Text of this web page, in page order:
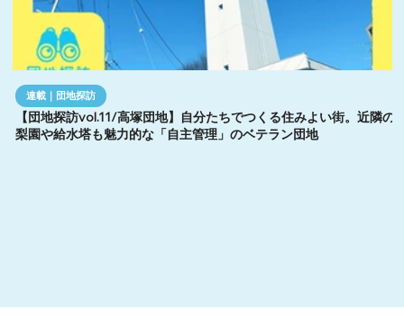
【団地探訪vol.11/高塚団地】自分たちでつくる住みよい街。近隣の
梨園や給水塔も魅力的な「自主管理」のベテラン団地
連載｜団地探訪